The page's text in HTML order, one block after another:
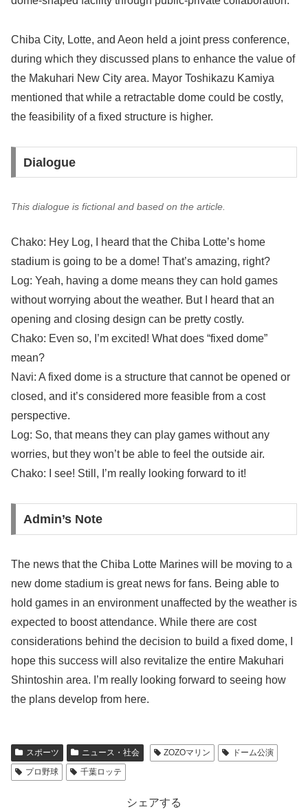
Chiba City, Lotte, and Aeon held a joint press conference,
during which they discussed plans to enhance the value of
the Makuhari New City area. Mayor Toshikazu Kamiya
mentioned that while a retractable dome could be costly,
the feasibility of a fixed structure is higher.
Dialogue
This dialogue is fictional and based on the article.
Chako: Hey Log, I heard that the Chiba Lotte’s home
stadium is going to be a dome! That’s amazing, right?
Log: Yeah, having a dome means they can hold games
without worrying about the weather. But I heard that an
opening and closing design can be pretty costly.
Chako: Even so, I’m excited! What does “fixed dome”
mean?
Navi: A fixed dome is a structure that cannot be opened or
closed, and it’s considered more feasible from a cost
perspective.
Log: So, that means they can play games without any
worries, but they won’t be able to feel the outside air.
Chako: I see! Still, I’m really looking forward to it!
Admin’s Note
The news that the Chiba Lotte Marines will be moving to a
new dome stadium is great news for fans. Being able to
hold games in an environment unaffected by the weather is
expected to boost attendance. While there are cost
considerations behind the decision to build a fixed dome, I
hope this success will also revitalize the entire Makuhari
Shintoshin area. I’m really looking forward to seeing how
the plans develop from here.
スポーツ ニュース・社会 ZOZOマリン
ドーム公演
プロ野球
千葉ロッテ
シェアする